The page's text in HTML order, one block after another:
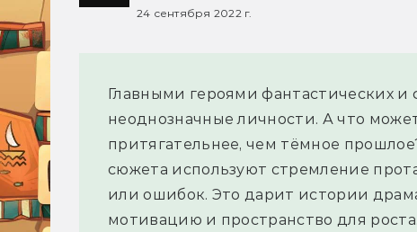
24 сентября 2022 г.
Главными героями фантастических
неоднозначные личности. А что
притягательнее, чем тёмное
сюжета используют стремление
или ошибок. Это дарит истории
мотивацию и пространство для